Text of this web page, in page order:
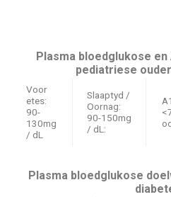
Plasma bloedglukose
pediatriese
Voor
etes:
90-
130mg
/ dL
Slaaptyd /
Oornag:
90-150mg
/ dL:
Plasma bloedglukose